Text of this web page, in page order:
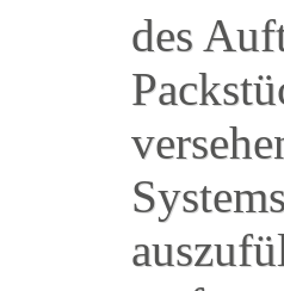
des